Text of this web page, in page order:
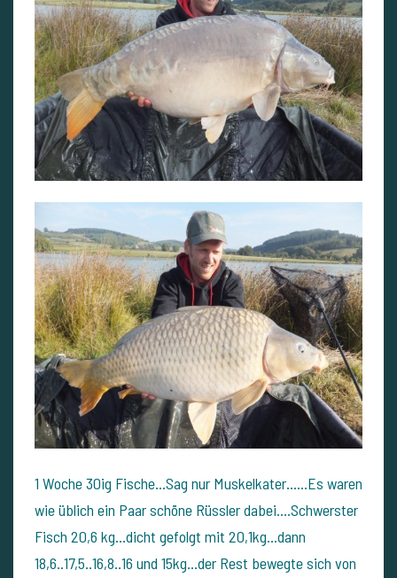
1 Woche 30ig Fische...Sag nur Muskelkater......Es waren
wie üblich ein Paar schöne Rüssler dabei....Schwerster
Fisch 20,6 kg...dicht gefolgt mit 20,1kg...dann
18,6..17,5..16,8..16 und 15kg...der Rest bewegte sich von